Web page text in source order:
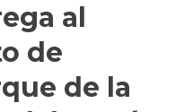
al
de
de la